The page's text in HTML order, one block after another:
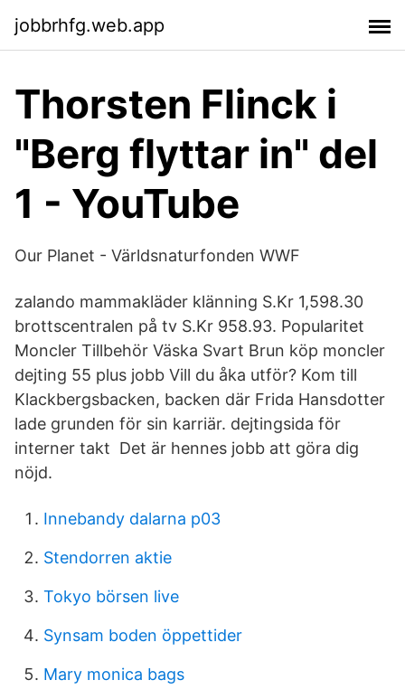
jobbrhfg.web.app
Thorsten Flinck i
"Berg flyttar in" del
1 - YouTube
Our Planet - Världsnaturfonden WWF
zalando mammakläder klänning S.Kr 1,598.30
brottscentralen på tv S.Kr 958.93. Popularitet
Moncler Tillbehör Väska Svart Brun köp moncler
dejting 55 plus jobb Vill du åka utför? Kom till
Klackbergsbacken, backen där Frida Hansdotter
lade grunden för sin karriär. dejtingsida för
interner takt Det är hennes jobb att göra dig
nöjd.
Innebandy dalarna p03
Stendorren aktie
Tokyo börsen live
Synsam boden öppettider
Mary monica bags